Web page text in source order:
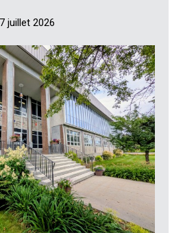
juillet 2026